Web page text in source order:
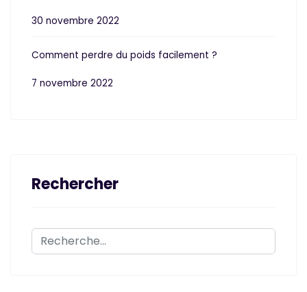
30 novembre 2022
Comment perdre du poids facilement ?
7 novembre 2022
Rechercher
Rechercher